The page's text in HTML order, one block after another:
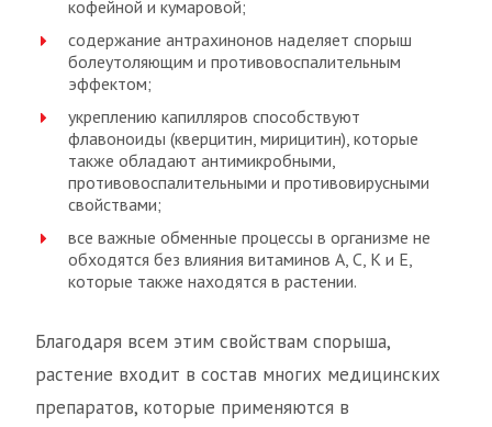
кофейной и кумаровой;
содержание антрахинонов наделяет спорыш
болеутоляющим и противовоспалительным
эффектом;
укреплению капилляров способствуют
флавоноиды (кверцитин, мирицитин), которые
также обладают антимикробными,
противовоспалительными и противовирусными
свойствами;
все важные обменные процессы в организме не
обходятся без влияния витаминов A, C, K и E,
которые также находятся в растении.
Благодаря всем этим свойствам спорыша,
растение входит в состав многих медицинских
препаратов, которые применяются в